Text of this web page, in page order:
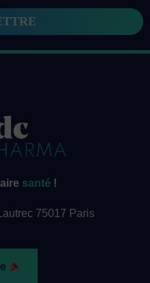
santé !
75017 Paris